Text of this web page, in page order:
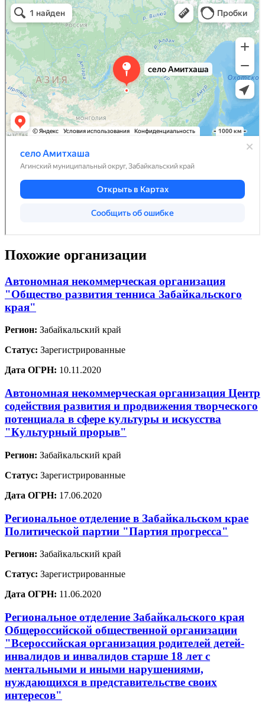
Похожие организации
Автономная некоммерческая организация
"Общество развития тенниса Забайкальского
края"
Регион: Забайкальский край
Статус: Зарегистрированные
Дата ОГРН: 10.11.2020
Автономная некоммерческая организация Центр
содействия развития и продвижения творческого
потенциала в сфере культуры и искусства
"Культурный прорыв"
Регион: Забайкальский край
Статус: Зарегистрированные
Дата ОГРН: 17.06.2020
Региональное отделение в Забайкальском крае
Политической партии "Партия прогресса"
Регион: Забайкальский край
Статус: Зарегистрированные
Дата ОГРН: 11.06.2020
Региональное отделение Забайкальского края
Общероссийской общественной организации
"Всероссийская организация родителей детей-
инвалидов и инвалидов старше 18 лет с
ментальными и иными нарушениями,
нуждающихся в представительстве своих
интересов"